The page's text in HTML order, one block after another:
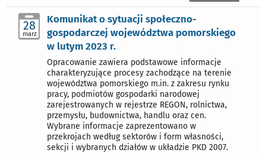
28
marz
Komunikat o sytuacji społeczno-
gospodarczej województwa pomorskiego
w lutym 2023 r.
Opracowanie zawiera podstawowe informacje
charakteryzujące procesy zachodzące na terenie
województwa pomorskiego m.in. z zakresu rynku
pracy, podmiotów gospodarki narodowej
zarejestrowanych w rejestrze REGON, rolnictwa,
przemysłu, budownictwa, handlu oraz cen.
Wybrane informacje zaprezentowano w
przekrojach według sektorów i form własności,
sekcji i wybranych działów w układzie PKD 2007.